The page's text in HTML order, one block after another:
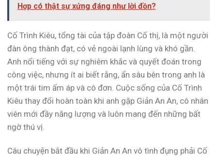
Hợp có thật sự xứng đáng như lời đồn?
Cố Trình Kiêu, tổng tài của tập đoàn Cố thị, là một người
đàn ông thành đạt, có vẻ ngoài lạnh lùng và khó gần.
Anh nổi tiếng với sự nghiêm khắc và quyết đoán trong
công việc, nhưng ít ai biết rằng, ẩn sâu bên trong anh là
một trái tim ấm áp và cô đơn. Cuộc sống của Cố Trình
Kiêu thay đổi hoàn toàn khi anh gặp Giản An An, cô nhân
viên mới đầy năng lượng và luôn mang đến những bất
ngờ thú vị.
Câu chuyện bắt đầu khi Giản An An vô tình đụng phải Cố